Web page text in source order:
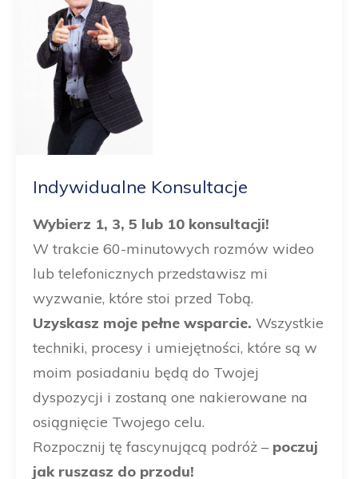
Indywidualne Konsultacje
Wybierz 1, 3, 5 lub 10 konsultacji!
W trakcie 60-minutowych rozmów wideo
lub telefonicznych przedstawisz mi
wyzwanie, które stoi przed Tobą.
Uzyskasz moje pełne wsparcie. Wszystkie
techniki, procesy i umiejętności, które są w
moim posiadaniu będą do Twojej
dyspozycji i zostaną one nakierowane na
osiągnięcie Twojego celu.
Rozpocznij tę fascynującą podróż – poczuj
jak ruszasz do przodu!